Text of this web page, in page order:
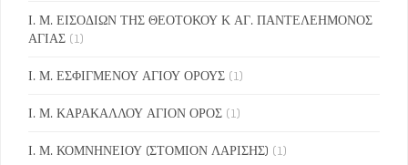
Ι. Μ. ΕΙΣΟΔΙΩΝ ΤΗΣ ΘΕΟΤΟΚΟΥ Κ ΑΓ. ΠΑΝΤΕΛΕΗΜΟΝΟΣ
ΑΓΙΑΣ (1)
Ι. Μ. ΕΣΦΙΓΜΕΝΟΥ ΑΓΙΟΥ ΟΡΟΥΣ (1)
Ι. Μ. ΚΑΡΑΚΑΛΛΟΥ ΑΓΙΟΝ ΟΡΟΣ (1)
Ι. Μ. ΚΟΜΝΗΝΕΙΟΥ (ΣΤΟΜΙΟΝ ΛΑΡΙΣΗΣ) (1)